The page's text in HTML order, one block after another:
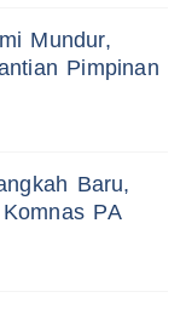
Mundur,
Pimpinan
Baru,
PA